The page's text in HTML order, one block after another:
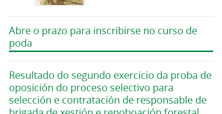
Abre o prazo para inscribirse no curso de
poda
Resultado do segundo exercicio da proba de
oposición do proceso selectivo para
selección e contratación de responsable de